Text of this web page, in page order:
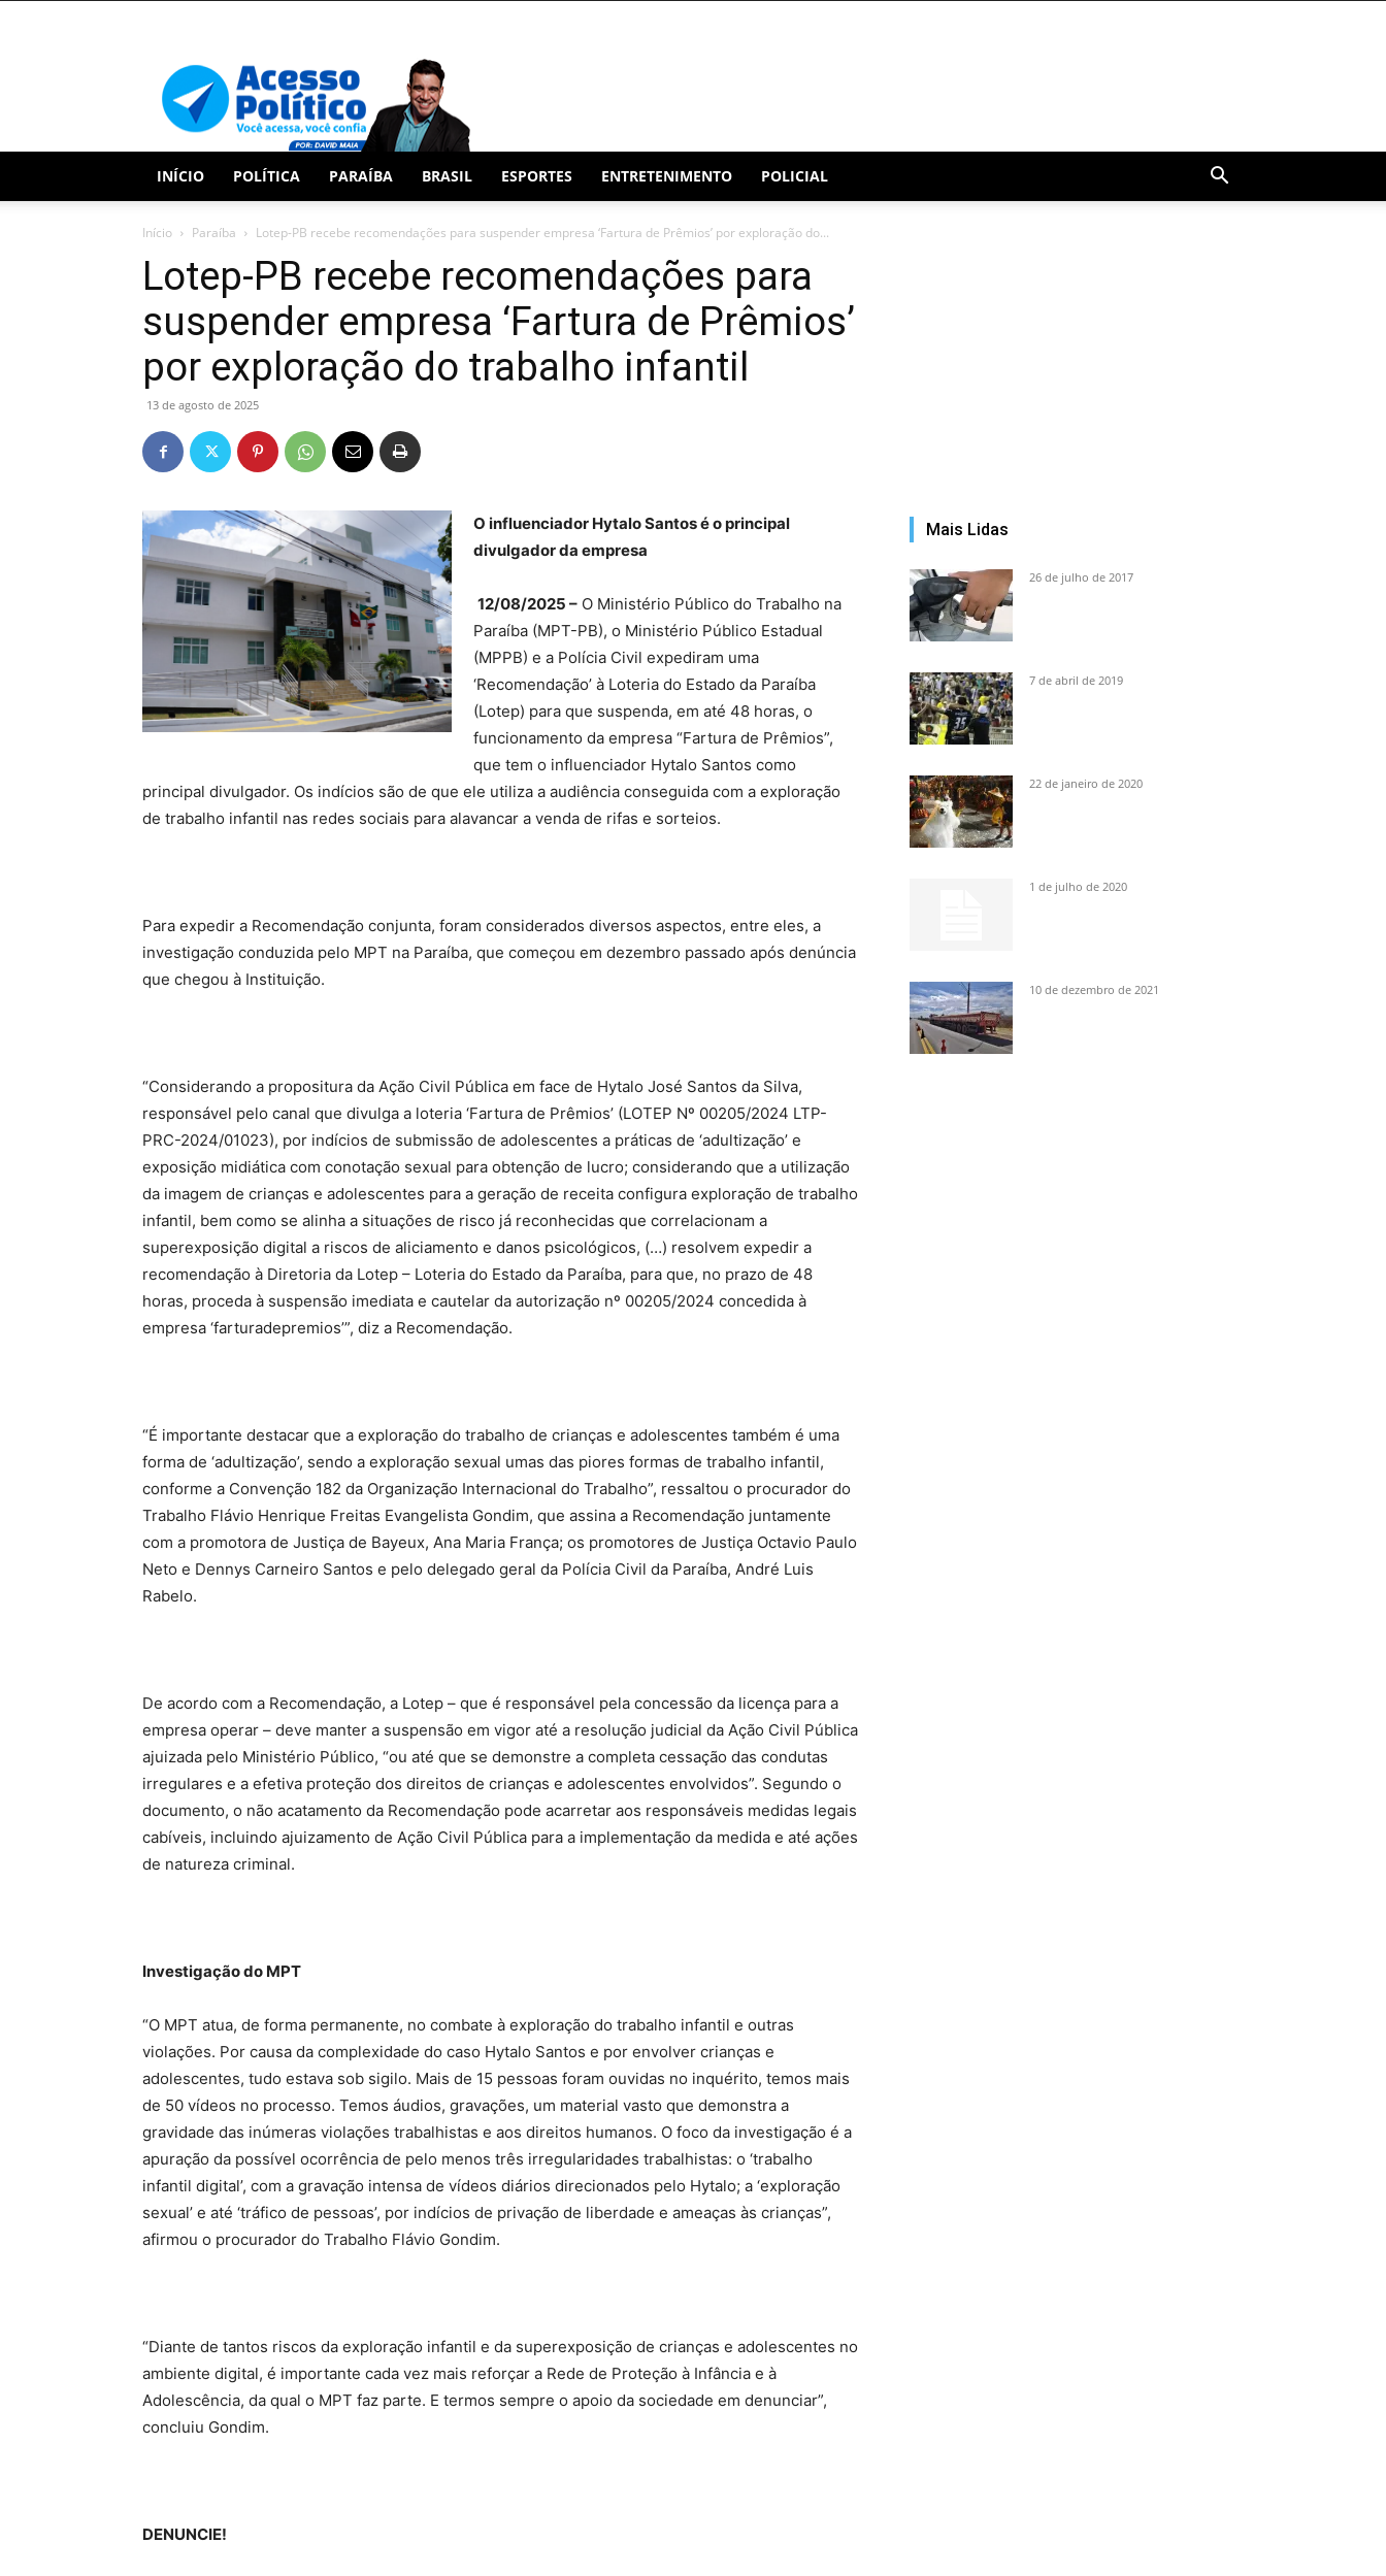
INÍCIO POLÍTICA PARAÍBA BRASIL ESPORTES ENTRETENIMENTO POLICIAL
Início Paraíba Lotep-PB recebe recomendações para suspender empresa ‘Fartura de Prêmios’ por exploração do...
Lotep-PB recebe recomendações para
suspender empresa ‘Fartura de Prêmios’
por exploração do trabalho infantil
13 de agosto de 2025
O influenciador Hytalo Santos é o principal
divulgador da empresa
12/08/2025 – O Ministério Público do Trabalho na
Paraíba (MPT-PB), o Ministério Público Estadual
(MPPB) e a Polícia Civil expediram uma
‘Recomendação’ à Loteria do Estado da Paraíba
(Lotep) para que suspenda, em até 48 horas, o
funcionamento da empresa “Fartura de Prêmios”,
que tem o influenciador Hytalo Santos como
principal divulgador. Os indícios são de que ele utiliza a audiência conseguida com a exploração
de trabalho infantil nas redes sociais para alavancar a venda de rifas e sorteios.
Para expedir a Recomendação conjunta, foram considerados diversos aspectos, entre eles, a
investigação conduzida pelo MPT na Paraíba, que começou em dezembro passado após denúncia
que chegou à Instituição.
“Considerando a propositura da Ação Civil Pública em face de Hytalo José Santos da Silva,
responsável pelo canal que divulga a loteria ‘Fartura de Prêmios’ (LOTEP Nº 00205/2024 LTP-
PRC-2024/01023), por indícios de submissão de adolescentes a práticas de ‘adultização’ e
exposição midiática com conotação sexual para obtenção de lucro; considerando que a utilização
da imagem de crianças e adolescentes para a geração de receita configura exploração de trabalho
infantil, bem como se alinha a situações de risco já reconhecidas que correlacionam a
superexposição digital a riscos de aliciamento e danos psicológicos, (…) resolvem expedir a
recomendação à Diretoria da Lotep – Loteria do Estado da Paraíba, para que, no prazo de 48
horas, proceda à suspensão imediata e cautelar da autorização nº 00205/2024 concedida à
empresa ‘farturadepremios’”, diz a Recomendação.
“É importante destacar que a exploração do trabalho de crianças e adolescentes também é uma
forma de ‘adultização’, sendo a exploração sexual umas das piores formas de trabalho infantil,
conforme a Convenção 182 da Organização Internacional do Trabalho”, ressaltou o procurador do
Trabalho Flávio Henrique Freitas Evangelista Gondim, que assina a Recomendação juntamente
com a promotora de Justiça de Bayeux, Ana Maria França; os promotores de Justiça Octavio Paulo
Neto e Dennys Carneiro Santos e pelo delegado geral da Polícia Civil da Paraíba, André Luis
Rabelo.
De acordo com a Recomendação, a Lotep – que é responsável pela concessão da licença para a
empresa operar – deve manter a suspensão em vigor até a resolução judicial da Ação Civil Pública
ajuizada pelo Ministério Público, “ou até que se demonstre a completa cessação das condutas
irregulares e a efetiva proteção dos direitos de crianças e adolescentes envolvidos”. Segundo o
documento, o não acatamento da Recomendação pode acarretar aos responsáveis medidas legais
cabíveis, incluindo ajuizamento de Ação Civil Pública para a implementação da medida e até ações
de natureza criminal.
Investigação do MPT
“O MPT atua, de forma permanente, no combate à exploração do trabalho infantil e outras
violações. Por causa da complexidade do caso Hytalo Santos e por envolver crianças e
adolescentes, tudo estava sob sigilo. Mais de 15 pessoas foram ouvidas no inquérito, temos mais
de 50 vídeos no processo. Temos áudios, gravações, um material vasto que demonstra a
gravidade das inúmeras violações trabalhistas e aos direitos humanos. O foco da investigação é a
apuração da possível ocorrência de pelo menos três irregularidades trabalhistas: o ‘trabalho
infantil digital’, com a gravação intensa de vídeos diários direcionados pelo Hytalo; a ‘exploração
sexual’ e até ‘tráfico de pessoas’, por indícios de privação de liberdade e ameaças às crianças”,
afirmou o procurador do Trabalho Flávio Gondim.
“Diante de tantos riscos da exploração infantil e da superexposição de crianças e adolescentes no
ambiente digital, é importante cada vez mais reforçar a Rede de Proteção à Infância e à
Adolescência, da qual o MPT faz parte. E termos sempre o apoio da sociedade em denunciar”,
concluiu Gondim.
DENUNCIE!
Mais Lidas
26 de julho de 2017
7 de abril de 2019
22 de janeiro de 2020
1 de julho de 2020
10 de dezembro de 2021